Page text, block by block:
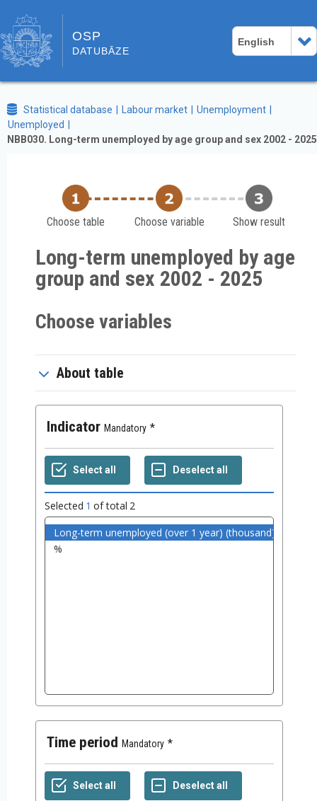
OSP
DATUBĀZE
English
Statistical database Labour market
Unemployment
Unemployed
NBB030. Long-term unemployed by age group and sex 2002 - 2025
Choose table Choose variable Show result
Long-term unemployed by age
group and sex 2002 - 2025
Choose variables
About table
Indicator Mandatory
Selected 1 of total 2
Time period Mandatory